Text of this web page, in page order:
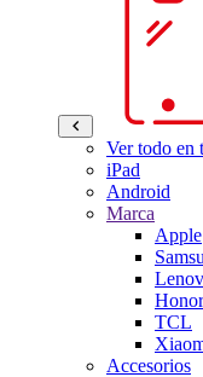
Ver todo en
iPad
Android
Marca
Apple
Honor
TCL
Accesorios